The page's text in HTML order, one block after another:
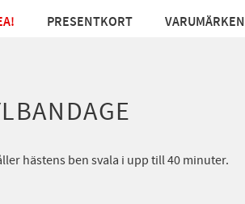
PRESENTKORT VARUMÄRKEN
hästens ben svala i upp till 40 minuter.